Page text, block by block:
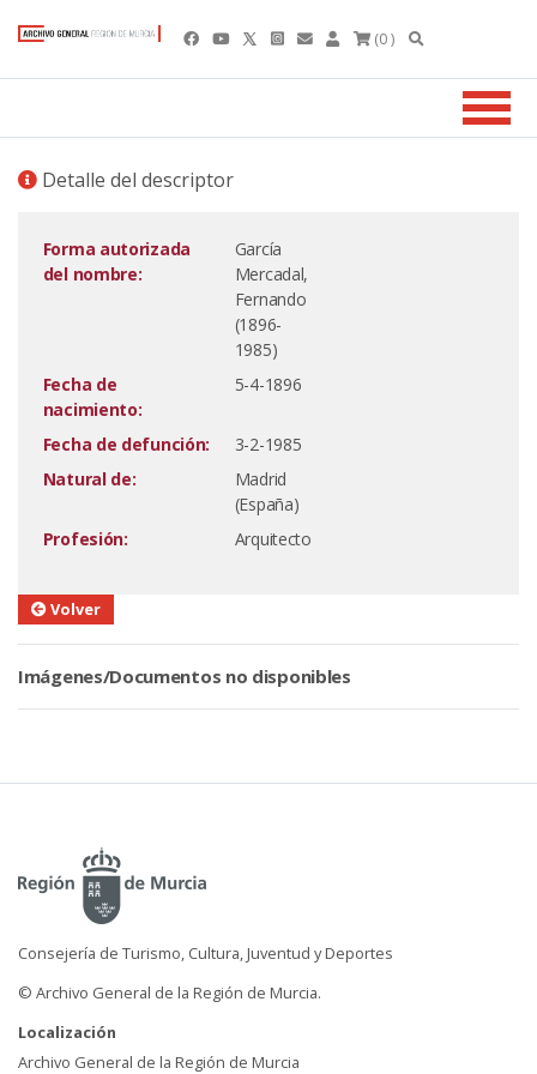
(0 )
Detalle del descriptor
Forma autorizada
del nombre:
García
Mercadal,
Fernando
(1896-
1985)
Fecha de
nacimiento:
5-4-1896
Fecha de defunción:
3-2-1985
Natural de:
Madrid
(España)
Profesión:
Arquitecto
Volver
Imágenes/Documentos no disponibles
Consejería de Turismo, Cultura, Juventud y Deportes
© Archivo General de la Región de Murcia.
Localización
Archivo General de la Región de Murcia